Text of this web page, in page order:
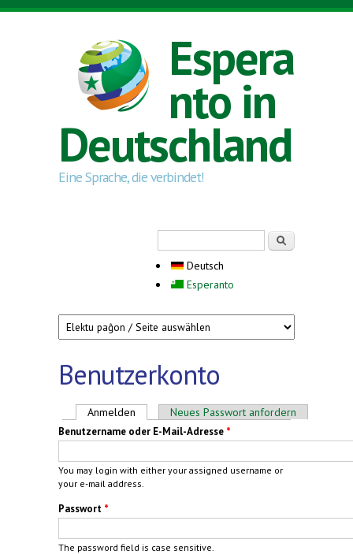
Direkt zum Inhalt
Espera
nto in
Deutschland
Eine Sprache, die verbindet!
Deutsch
Esperanto
Benutzerkonto
Haupt-Reiter
Anmelden (aktiver Reiter)
Neues Passwort anfordern
Benutzername oder E-Mail-Adresse *
You may login with either your assigned username or
your e-mail address.
Passwort *
The password field is case sensitive.